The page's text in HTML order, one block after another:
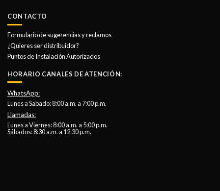
CONTACTO
Formulario de sugerencias y reclamos
¿Quieres ser distribuidor?
Puntos de Instalación Autorizados
HORARIO CANALES DE ATENCIÓN:
WhatsApp:
Lunes a Sabado: 8:00 a.m. a 7:00 p.m.
Llamadas:
Lunes a Viernes: 8:00 a.m. a 5:00 p.m.
Sábados: 8:30 a.m. a 12:30 p.m.